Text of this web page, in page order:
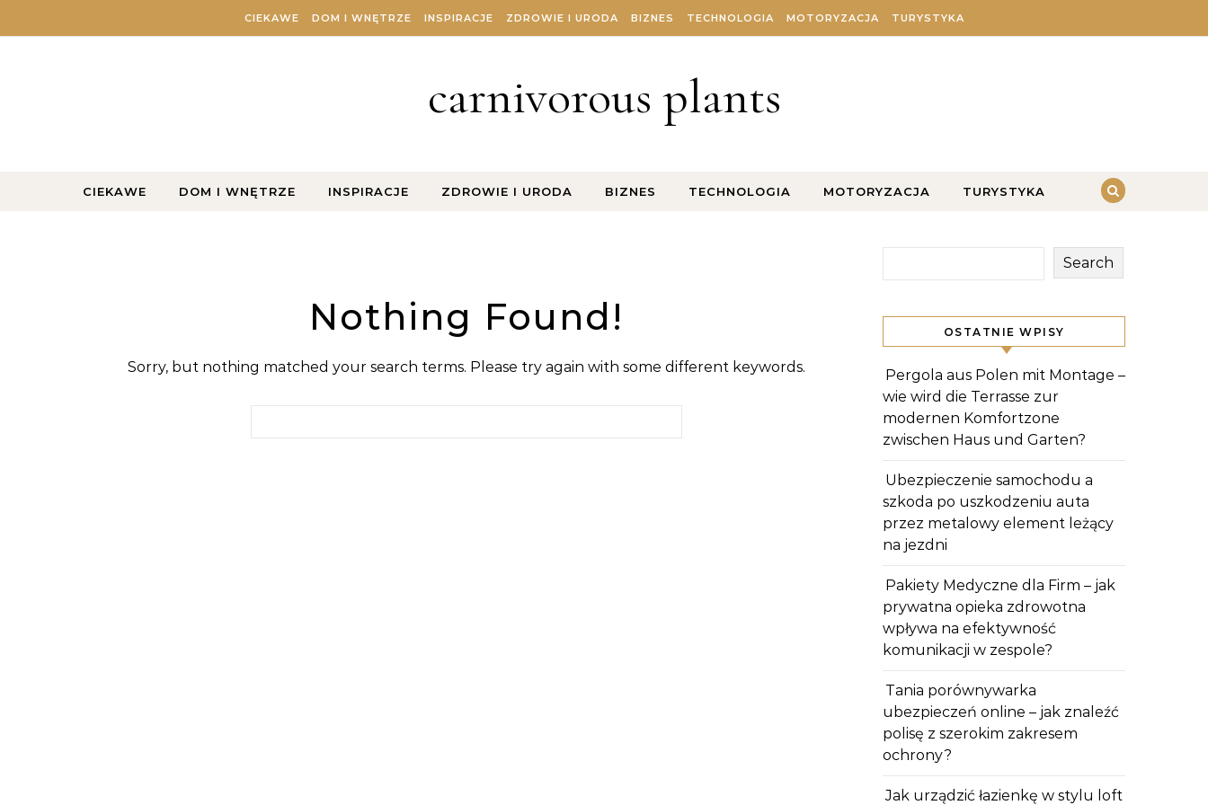
CIEKAWE DOM I WNĘTRZE INSPIRACJE ZDROWIE I URODA BIZNES TECHNOLOGIA MOTORYZACJA TURYSTYKA
carnivorous plants
CIEKAWE DOM I WNĘTRZE INSPIRACJE ZDROWIE I URODA BIZNES TECHNOLOGIA MOTORYZACJA TURYSTYKA
Nothing Found!
Sorry, but nothing matched your search terms. Please try again with some different keywords.
Search
OSTATNIE WPISY
Pergola aus Polen mit Montage –
wie wird die Terrasse zur
modernen Komfortzone
zwischen Haus und Garten?
Ubezpieczenie samochodu a
szkoda po uszkodzeniu auta
przez metalowy element leżący
na jezdni
Pakiety Medyczne dla Firm – jak
prywatna opieka zdrowotna
wpływa na efektywność
komunikacji w zespole?
Tania porównywarka
ubezpieczeń online – jak znaleźć
polisę z szerokim zakresem
ochrony?
Jak urządzić łazienkę w stylu loft